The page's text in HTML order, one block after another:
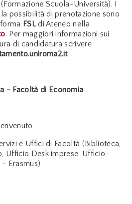
Scuola-Università). I
possibilità di prenotazione sono
FSLdi Ateneo nella
. Per maggiori informazioni sui
di candidatura scrivere
- Facoltà di Economia
e Uffici di Facoltà (Biblioteca,
Ufficio Desk imprese, Ufficio
Erasmus)